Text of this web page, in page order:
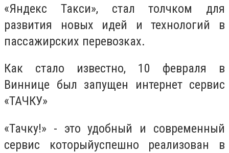
«Яндекс Такси», стал толчком для
развития новых идей и технологий в
пассажирских перевозках.
Как стало известно, 10 февраля в
Виннице был запущен интернет сервис
«ТАЧКУ»
«Тачку!» - это удобный и современный
сервис которыйуспешно реализован в